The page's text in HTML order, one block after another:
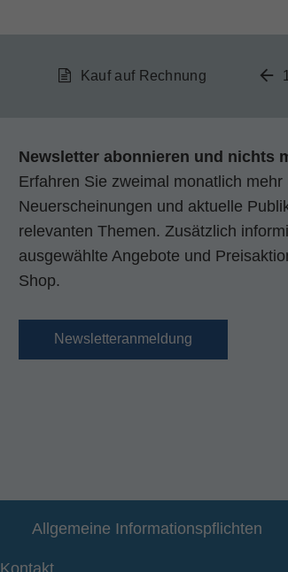
Kauf auf Rechnung
Newsletter abonnieren und nichts
Erfahren Sie zweimal monatlich mehr
Neuerscheinungen und aktuelle
relevanten Themen. Zusätzlich
ausgewählte Angebote und
Shop.
Newsletteranmeldung
Allgemeine Informationspflichten
Kontakt